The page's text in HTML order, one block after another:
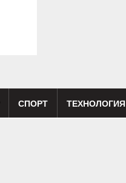
СПОРТ ТЕХНОЛОГИЯ